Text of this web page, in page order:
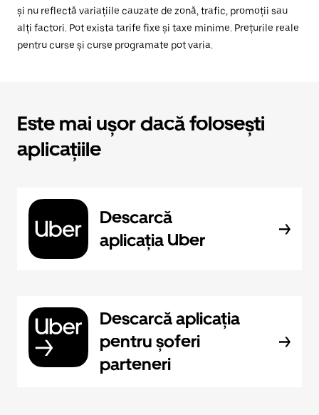
și nu reflectă variațiile cauzate de zonă, trafic, promoții sau
alți factori. Pot exista tarife fixe și taxe minime. Prețurile reale
pentru curse și curse programate pot varia.
Este mai ușor dacă folosești
aplicațiile
Descarcă
aplicația Uber
Descarcă aplicația
pentru șoferi
parteneri